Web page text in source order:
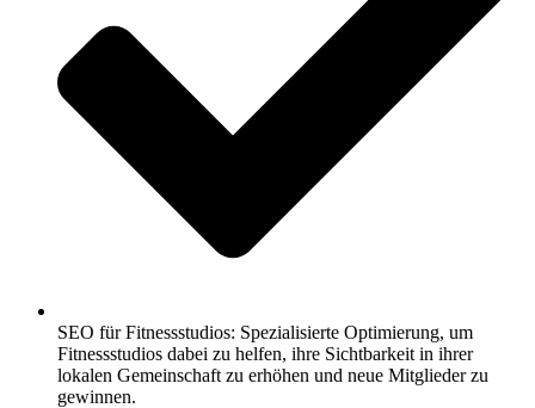
SEO für Fitnessstudios: Spezialisierte Optimierung, um
Fitnessstudios dabei zu helfen, ihre Sichtbarkeit in ihrer
lokalen Gemeinschaft zu erhöhen und neue Mitglieder zu
gewinnen.